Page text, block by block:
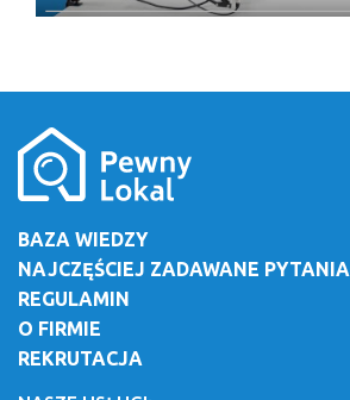
BAZA WIEDZY
NAJCZĘŚCIEJ ZADAWANE PYTANIA
REGULAMIN
O FIRMIE
REKRUTACJA